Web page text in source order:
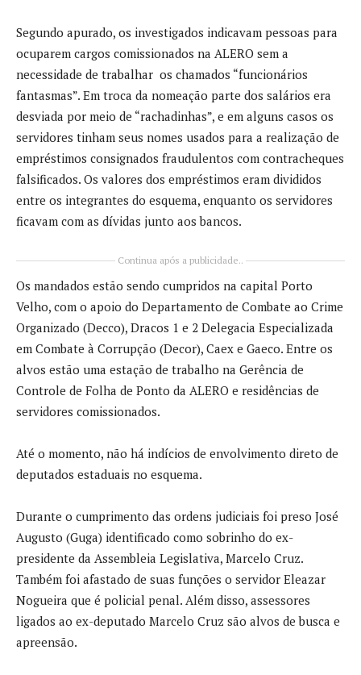
Segundo apurado, os investigados indicavam pessoas para
ocuparem cargos comissionados na ALERO sem a
necessidade de trabalhar os chamados “funcionários
fantasmas”. Em troca da nomeação parte dos salários era
desviada por meio de “rachadinhas”, e em alguns casos os
servidores tinham seus nomes usados para a realização de
empréstimos consignados fraudulentos com contracheques
falsificados. Os valores dos empréstimos eram divididos
entre os integrantes do esquema, enquanto os servidores
ficavam com as dívidas junto aos bancos.
Continua após a publicidade..
Os mandados estão sendo cumpridos na capital Porto
Velho, com o apoio do Departamento de Combate ao Crime
Organizado (Decco), Dracos 1 e 2 Delegacia Especializada
em Combate à Corrupção (Decor), Caex e Gaeco. Entre os
alvos estão uma estação de trabalho na Gerência de
Controle de Folha de Ponto da ALERO e residências de
servidores comissionados.
Até o momento, não há indícios de envolvimento direto de
deputados estaduais no esquema.
Durante o cumprimento das ordens judiciais foi preso José
Augusto (Guga) identificado como sobrinho do ex-
presidente da Assembleia Legislativa, Marcelo Cruz.
Também foi afastado de suas funções o servidor Eleazar
Nogueira que é policial penal. Além disso, assessores
ligados ao ex-deputado Marcelo Cruz são alvos de busca e
apreensão.